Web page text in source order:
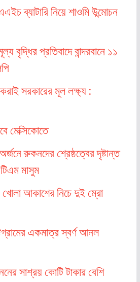
ব্যাটারি নিয়ে শাওমি উন্মোচন
বৃদ্ধির প্রতিবাদে বান্দরবানে ১১
সরকারের মূল লক্ষ্য :
মেক্সিকোতে
রুকনদের শ্রেষ্ঠত্বের দৃষ্টান্ত
মাসুম
খোলা আকাশের নিচে দুই ম্রো
একমাত্র স্বর্ণ আনল
সাশ্রয় কোটি টাকার বেশি